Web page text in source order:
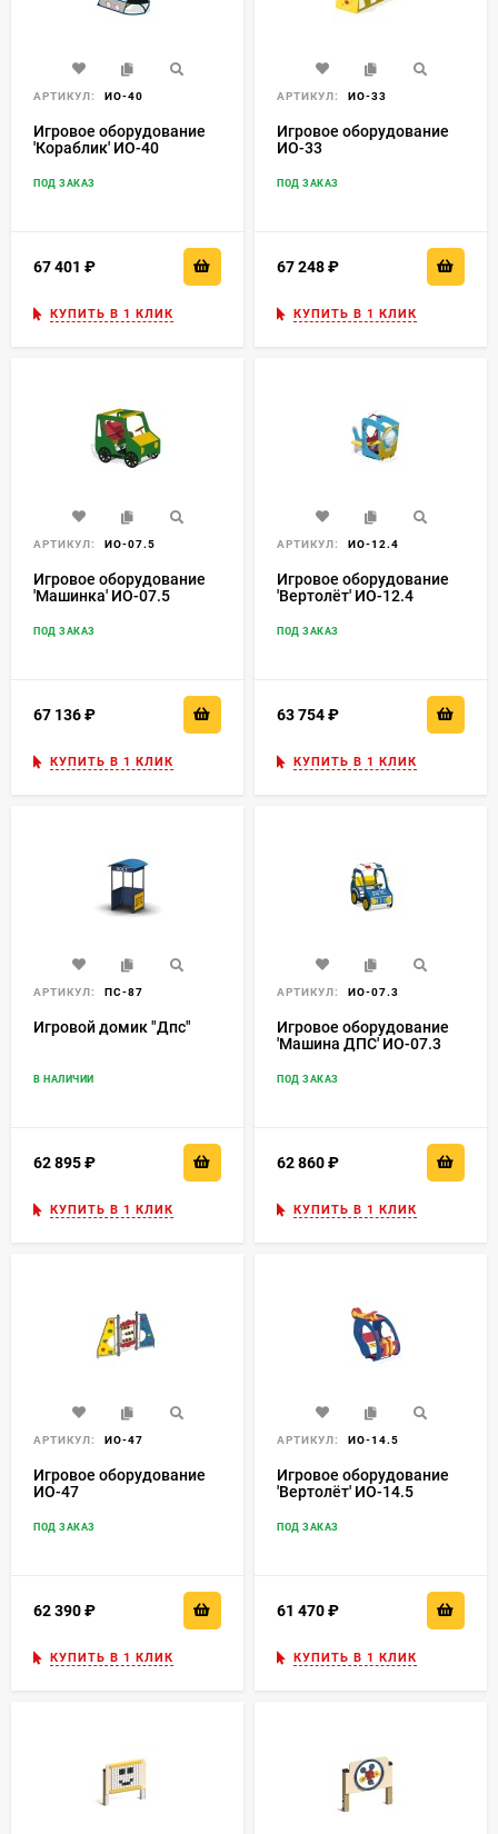
АРТИКУЛ: ИО-40
Игровое оборудование
'Кораблик' ИО-40
ПОД ЗАКАЗ
67 401
КУПИТЬ В 1 КЛИК
АРТИКУЛ: ИО-33
Игровое оборудование
ИО-33
ПОД ЗАКАЗ
67 248
КУПИТЬ В 1 КЛИК
АРТИКУЛ: ИО-07.5
Игровое оборудование
'Машинка' ИО-07.5
ПОД ЗАКАЗ
67 136
КУПИТЬ В 1 КЛИК
АРТИКУЛ: ИО-12.4
Игровое оборудование
'Вертолёт' ИО-12.4
ПОД ЗАКАЗ
63 754
КУПИТЬ В 1 КЛИК
АРТИКУЛ: ПС-87
Игровой домик "Дпс"
В НАЛИЧИИ
62 895
КУПИТЬ В 1 КЛИК
АРТИКУЛ: ИО-07.3
Игровое оборудование
'Машина ДПС' ИО-07.3
ПОД ЗАКАЗ
62 860
КУПИТЬ В 1 КЛИК
АРТИКУЛ: ИО-47
Игровое оборудование
ИО-47
ПОД ЗАКАЗ
62 390
КУПИТЬ В 1 КЛИК
АРТИКУЛ: ИО-14.5
Игровое оборудование
'Вертолёт' ИО-14.5
ПОД ЗАКАЗ
61 470
КУПИТЬ В 1 КЛИК